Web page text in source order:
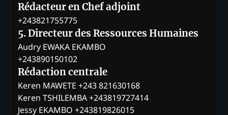
Rédacteur en Chef adjoint
+243821755775
5. Directeur des Ressources Humaines
Audry EWAKA EKAMBO
+243890150102
Rédaction centrale
Keren MAWETE +243 821630168
Keren TSHILEMBA +243819727414
Jessy EKAMBO +243819826015